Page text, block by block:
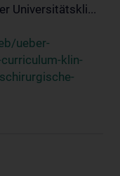
Universitätskli...
ueber-
klin-